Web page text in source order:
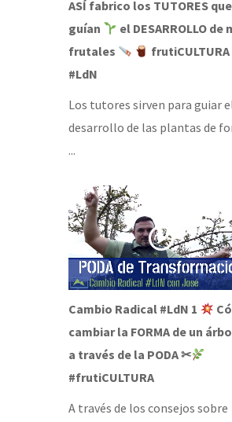
ASÍ fabrico los TUTORES que
guían
el DESARROLLO de
frutales
frutiCULTURA
#LdN
Los tutores sirven para guiar
desarrollo de las plantas de
...
Cambio Radical #LdN 1
cambiar la FORMA de un
a través de la PODA ✂
#frutiCULTURA
A través de los consejos sobre